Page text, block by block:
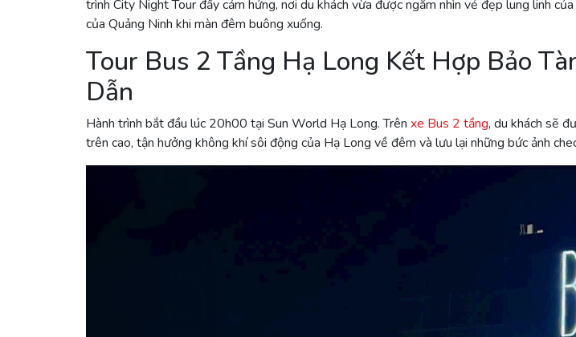
trình City Night Tour đầy cảm hứng, nơi du khách vừa được ngắm nhìn vẻ đẹp lung linh
của Quảng Ninh khi màn đêm buông xuống.
Tour Bus 2 Tầng Hạ Long Kết Hợp Bảo
Dẫn
Hành trình bắt đầu lúc 20h00 tại Sun World Hạ Long. Trên xe Bus 2 tầng, du khách sẽ
trên cao, tận hưởng không khí sôi động của Hạ Long về đêm và lưu lại những bức ảnh